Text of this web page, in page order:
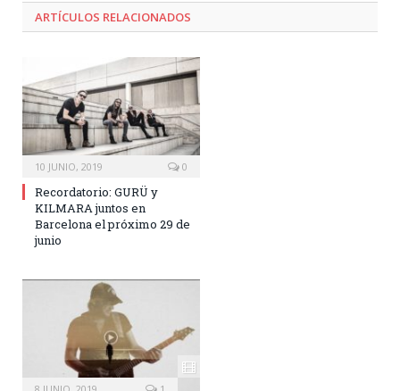
ARTÍCULOS RELACIONADOS
10 JUNIO, 2019 0
Recordatorio: GURÜ y
KILMARA juntos en
Barcelona el próximo 29 de
junio